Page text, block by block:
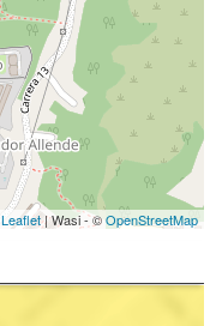
Leaflet| Wasi - ©OpenStreetMap